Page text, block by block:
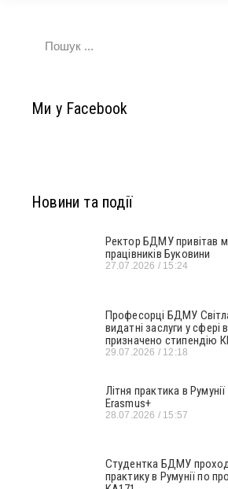
Ми у Facebook
Новини та події
Ректор БДМУ привітав
працівників Буковини
27.07.2026 15:24
Професорці БДМУ
видатні заслуги у сфері
призначено стипендію
29.07.2026 12:18
Літня практика в
Erasmus+
28.07.2026 15:57
Студентка БДМУ
практику в Румунії по